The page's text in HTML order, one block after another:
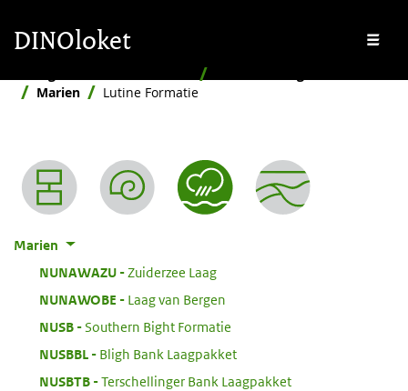
DINOloket
Marien
Lutine Formatie
Nomenclator menu
Marien
NUNAWAZU:
Zuiderzee Laag
NUNAWOBE
Laag van Bergen
NUSB:
Southern Bight Formatie
NUSBBL
Bligh Bank Laagpakket
NUSBTB:
Terschellinger Bank Laagpakket